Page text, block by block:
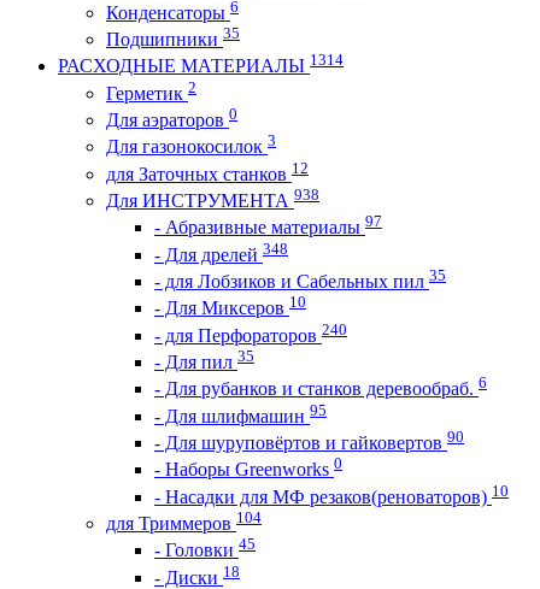
Конденсаторы 6
Подшипники 35
РАСХОДНЫЕ МАТЕРИАЛЫ 1314
Герметик 2
Для аэраторов 0
Для газонокосилок 3
для Заточных станков 12
Для ИНСТРУМЕНТА 938
- Абразивные материалы 97
- Для дрелей 348
- для Лобзиков и Сабельных пил 35
- Для Миксеров 10
- для Перфораторов 240
- Для пил 35
- Для рубанков и станков деревообраб. 6
- Для шлифмашин 95
- Для шуруповёртов и гайковертов 90
- Наборы Greenworks 0
- Насадки для МФ резаков(реноваторов) 10
для Триммеров 104
- Головки 45
- Диски 18